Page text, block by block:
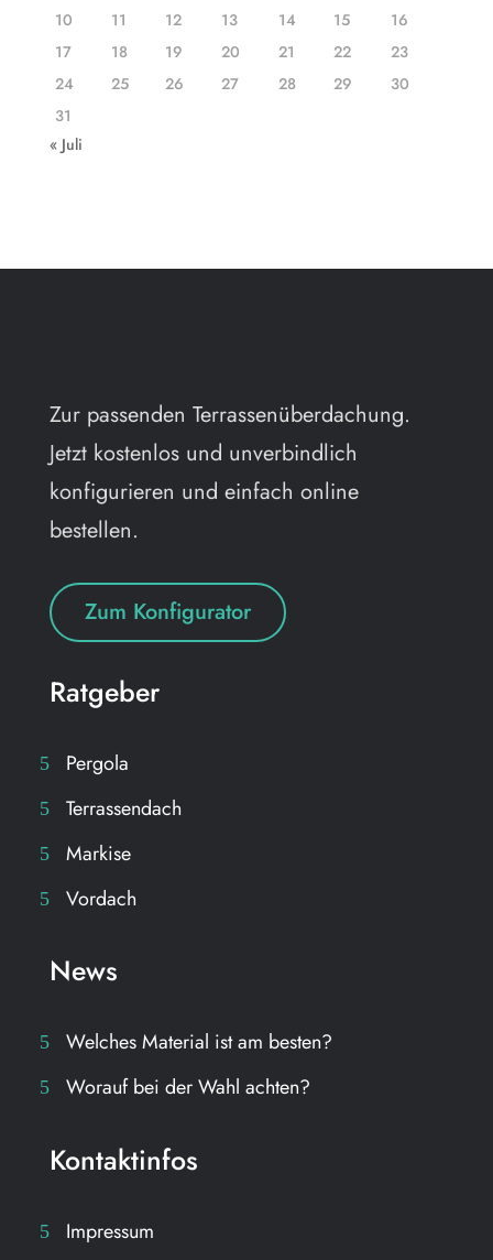
10
11 12 13 14 15
16
17
18 19 20 21 22
23
24
25 26 27 28 29
30
31
« Juli
Zur passenden Terrassenüberdachung.
Jetzt kostenlos und unverbindlich
konfigurieren und einfach online
bestellen.
Zum Konfigurator
Ratgeber
Pergola
Terrassendach
Markise
Vordach
News
Welches Material ist am besten?
Worauf bei der Wahl achten?
Kontaktinfos
Impressum